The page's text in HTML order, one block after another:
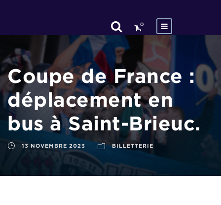
0
Coupe de France :
déplacement en
bus à Saint-Brieuc.
13 NOVEMBRE 2023 BILLETTERIE